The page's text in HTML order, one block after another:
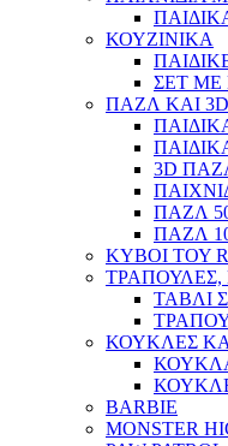
ΚΟΥΖΙΝΙΚΑ
ΣΕΤ ΜΕ
ΠΑΖΛ ΚΑΙ
3D
ΠΑΖΛ
ΠΑΖΛ
ΚΥΒΟΙ ΤΟΥ
ΤΡΑΠΟΥΛΕΣ,
ΤΑΒΛΙ
ΚΟΥΚΛΕΣ
BARBIE
MONSTER